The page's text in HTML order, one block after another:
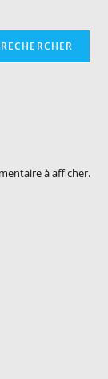
RECHERCHER
à afficher.